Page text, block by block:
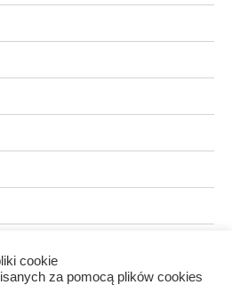
cookie
za pomocą plików cookies